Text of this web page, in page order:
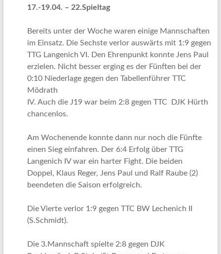
17.-19.04. – 22.Spieltag
Bereits unter der Woche waren einige Mannschaften
im Einsatz. Die Sechste verlor auswärts mit 1:9 gegen
TTG Langenich VI. Den Ehrenpunkt konnte Jens Paul
erzielen. Nicht besser erging es der Fünften bei der
0:10 Niederlage gegen den Tabellenführer TTC
Mödrath
IV. Auch die J19 war beim 2:8 gegen TTC DJK Hürth
chancenlos.
Am Wochenende konnte dann nur noch die Fünfte
einen Sieg einfahren. Der 6:4 Erfolg über TTG
Langenich IV war ein harter Fight. Die beiden
Doppel, Klaus Reger, Jens Paul und Ralf Raube (2)
beendeten die Saison erfolgreich.
Die Vierte verlor 1:9 gegen TTC BW Lechenich II
(S.Schmidt).
Die 3.Mannschaft spielte 2:8 gegen DJK